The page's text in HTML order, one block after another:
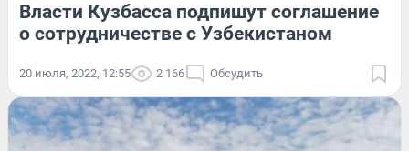
Власти Кузбасса подпишут соглашение
о сотрудничестве с Узбекистаном
20 июля, 2022, 12:55 2 166 Обсудить